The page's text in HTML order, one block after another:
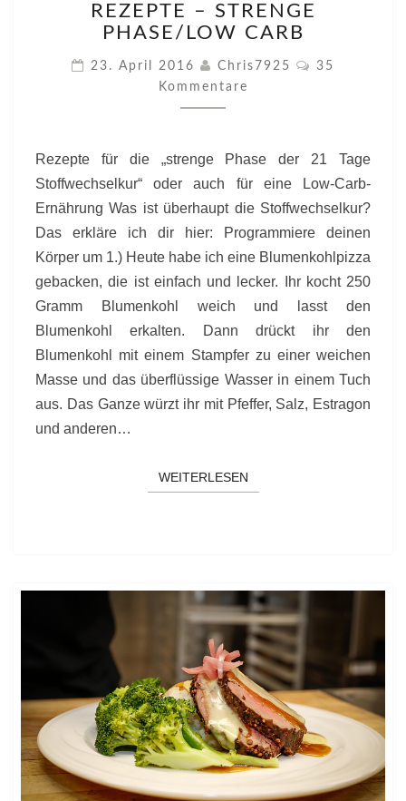
–
STRENGE
CARB
REZEPTE – STRENGE
PHASE/LOW CARB
23. April 2016 Chris7925 Kommentare
35
Kommentare
Rezepte für die „strenge Phase der 21 Tage
Stoffwechselkur“ oder auch für eine Low-Carb-
Ernährung Was ist überhaupt die Stoffwechselkur?
Das erkläre ich dir hier: Programmiere deinen
Körper um 1.) Heute habe ich eine Blumenkohlpizza
gebacken, die ist einfach und lecker. Ihr kocht 250
Gramm Blumenkohl weich und lasst den
Blumenkohl erkalten. Dann drückt ihr den
Blumenkohl mit einem Stampfer zu einer weichen
Masse und das überflüssige Wasser in einem Tuch
aus. Das Ganze würzt ihr mit Pfeffer, Salz, Estragon
und anderen…
WEITERLESENWEITERLESEN